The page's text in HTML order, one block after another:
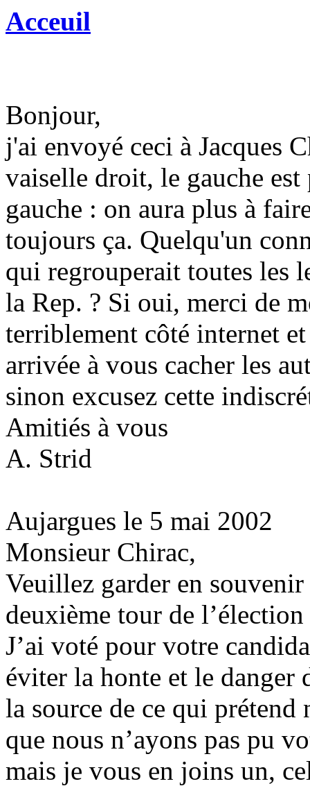
Acceuil
Bonjour,
j'ai envoyé ceci à Jacques
vaiselle droit, le gauche
gauche : on aura plus à
toujours ça. Quelqu'un
qui regrouperait toutes les
la Rep. ? Si oui, merci de
terriblement côté internet
arrivée à vous cacher les
sinon excusez cette
Amitiés à vous
A. Strid
Aujargues le 5 mai 2002
Monsieur Chirac,
Veuillez garder en
deuxième tour de
J’ai voté pour votre
éviter la honte et le danger
la source de ce qui prétend
que nous n’ayons pas pu
mais je vous en joins un,